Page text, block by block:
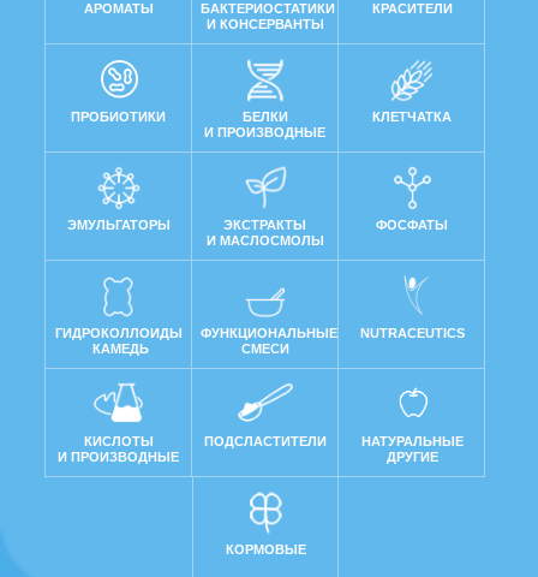
АРОМАТЫ
БАКТЕРИОСТАТИКИ
И КОНСЕРВАНТЫ
КРАСИТЕЛИ
ПРОБИОТИКИ
БЕЛКИ
И ПРОИЗВОДНЫЕ
КЛЕТЧАТКА
ЭМУЛЬГАТОРЫ
ЭКСТРАКТЫ
И МАСЛОСМОЛЫ
ФОСФАТЫ
ГИДРОКОЛЛОИДЫ
КАМЕДЬ
ФУНКЦИОНАЛЬНЫЕ
СМЕСИ
NUTRACEUTICS
КИСЛОТЫ
И ПРОИЗВОДНЫЕ
ПОДСЛАСТИТЕЛИ
НАТУРАЛЬНЫЕ
ДРУГИЕ
КОРМОВЫЕ